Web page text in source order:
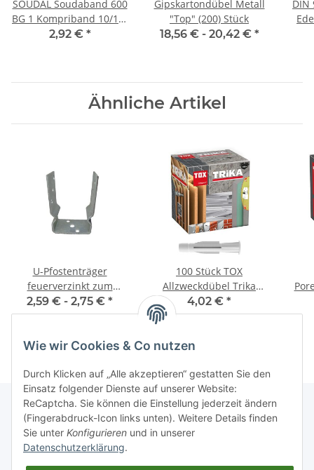
SOUDAL Soudaband 600
BG 1 Kompriband 10/1-3
mm 12,5 m Rolle
2,92 € *
Gipskartondübel Metall
"Top" (200) Stück
18,56 € - 20,42 € *
DIN
Ähnliche Artikel
U-Pfostenträger
feuerverzinkt zum
aufdübeln mit Sicke
2,59 € - 2,75 € *
100 Stück TOX
Allzweckdübel Trika
5x31 mm
4,02 € *
Informationen
Wie wir Cookies & Co nutzen
Durch Klicken auf „Alle akzeptieren“ gestatten Sie den
Einsatz folgender Dienste auf unserer Website:
ReCaptcha. Sie können die Einstellung jederzeit ändern
(Fingerabdruck-Icon links unten). Weitere Details finden
Sie unter Konfigurieren und in unserer
Datenschutzerklärung.